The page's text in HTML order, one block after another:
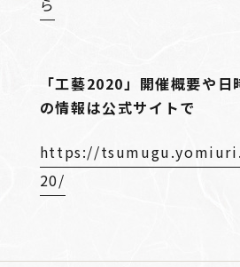
「工藝2020」開催概要や日
の情報は公式サイトで
https://
20/